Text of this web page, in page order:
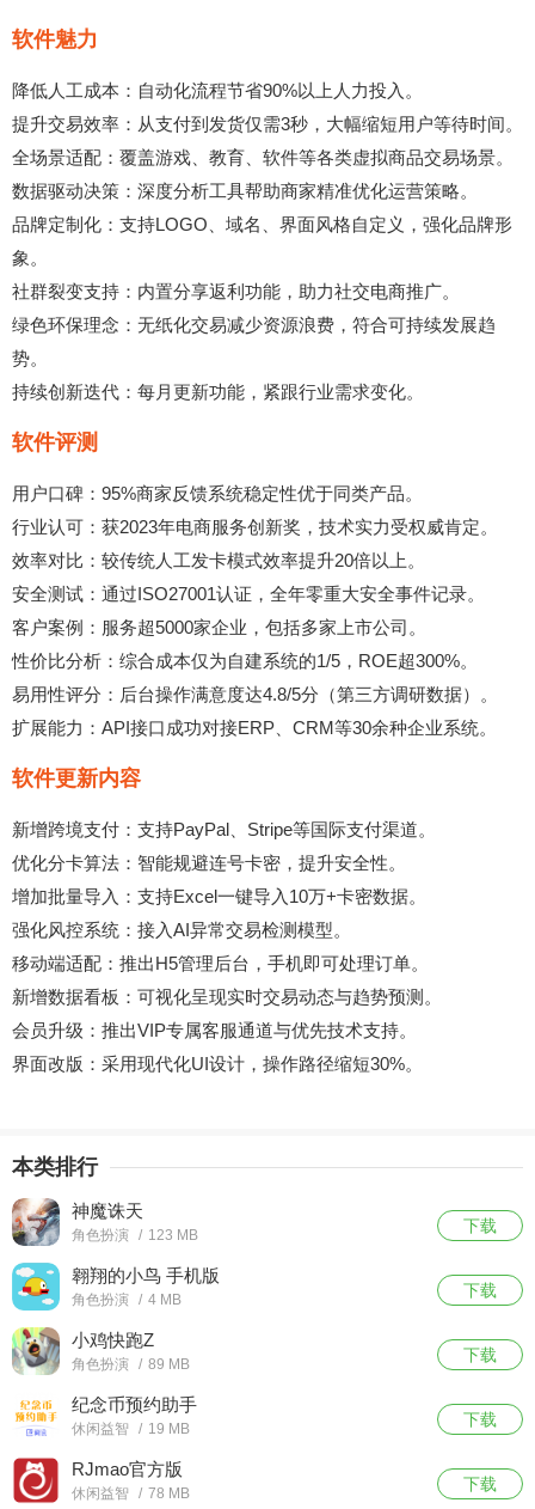
软件魅力
降低人工成本：自动化流程节省90%以上人力投入。
提升交易效率：从支付到发货仅需3秒，大幅缩短用户等待时间。
全场景适配：覆盖游戏、教育、软件等各类虚拟商品交易场景。
数据驱动决策：深度分析工具帮助商家精准优化运营策略。
品牌定制化：支持LOGO、域名、界面风格自定义，强化品牌形
象。
社群裂变支持：内置分享返利功能，助力社交电商推广。
绿色环保理念：无纸化交易减少资源浪费，符合可持续发展趋
势。
持续创新迭代：每月更新功能，紧跟行业需求变化。
软件评测
用户口碑：95%商家反馈系统稳定性优于同类产品。
行业认可：获2023年电商服务创新奖，技术实力受权威肯定。
效率对比：较传统人工发卡模式效率提升20倍以上。
安全测试：通过ISO27001认证，全年零重大安全事件记录。
客户案例：服务超5000家企业，包括多家上市公司。
性价比分析：综合成本仅为自建系统的1/5，ROE超300%。
易用性评分：后台操作满意度达4.8/5分（第三方调研数据）。
扩展能力：API接口成功对接ERP、CRM等30余种企业系统。
软件更新内容
新增跨境支付：支持PayPal、Stripe等国际支付渠道。
优化分卡算法：智能规避连号卡密，提升安全性。
增加批量导入：支持Excel一键导入10万+卡密数据。
强化风控系统：接入AI异常交易检测模型。
移动端适配：推出H5管理后台，手机即可处理订单。
新增数据看板：可视化呈现实时交易动态与趋势预测。
会员升级：推出VIP专属客服通道与优先技术支持。
界面改版：采用现代化UI设计，操作路径缩短30%。
本类排行
神魔诛天
角色扮演 / 123 MB 下载
翱翔的小鸟 手机版
角色扮演 / 4 MB 下载
小鸡快跑Z
角色扮演 / 89 MB 下载
纪念币预约助手
休闲益智 / 19 MB 下载
RJmao官方版
休闲益智 / 78 MB 下载